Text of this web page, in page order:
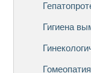
Гигиена
Гомеопатия